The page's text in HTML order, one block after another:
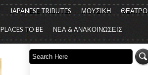
JAPANESE TRIBUTES ΜΟΥΣΙΚΗ ΘΕΑΤΡΟ
PLACES TO BE ΝΕΑ & ΑΝΑΚΟΙΝΩΣΕΙΣ